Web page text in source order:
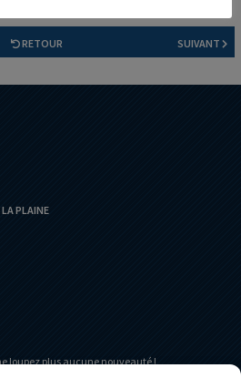
RETOUR SUIVANT
PLAINE
loupez plus aucune nouveauté !